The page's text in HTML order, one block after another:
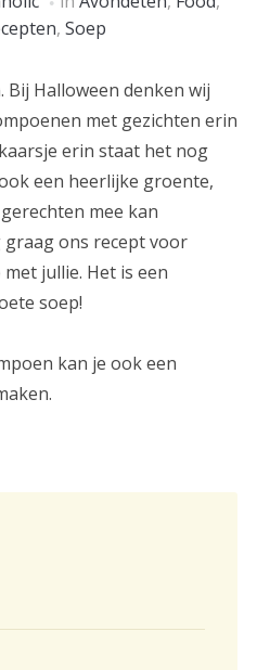
, Soep
Bij Halloween denken wij
met gezichten erin
erin staat het nog
een heerlijke groente,
mee kan
graag ons recept voor
jullie. Het is een
soep!
kan je ook een